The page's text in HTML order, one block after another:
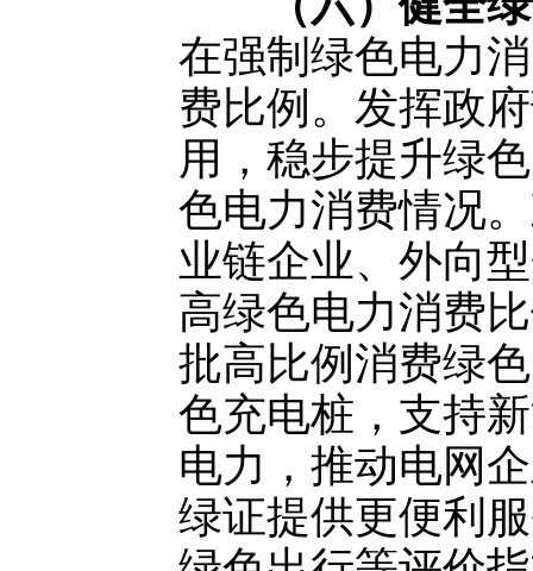
在强制绿色电力
费比例。发挥政
用，稳步提升绿
色电力消费情况
业链企业、外向
高绿色电力消费
批高比例消费绿
色充电桩，支持
电力，推动电网
绿证提供更便利